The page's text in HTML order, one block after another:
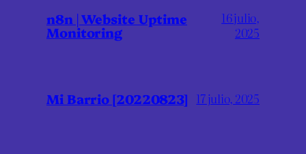
n8n | Website Uptime
Monitoring
16 julio,
2025
Mi Barrio [20220823] 17 julio, 2025